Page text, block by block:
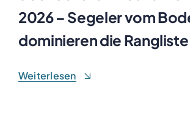
2026 – Segeler vom
dominieren die Rangliste
Weiterlesen